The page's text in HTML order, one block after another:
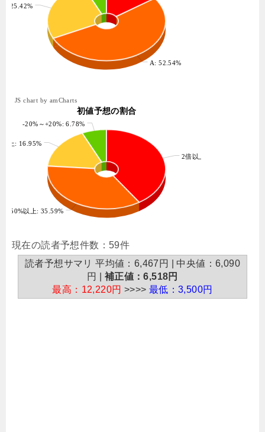
B: 25.42%
A: 52.54%
-20%～+20%: 6.78%
以上: 16.95%
2倍以上: 40.68%
+50%以上: 35.59%
初値予想の割合
JS chart by amCharts
現在の読者予想件数：59件
読者予想サマリ 平均値：6,467円 | 中央値：6,090
円 | 補正値：6,518円
最高：12,220円 >>>> 最低：3,500円